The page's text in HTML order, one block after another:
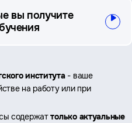
вы получите
института- ваше
на работу или при
содержаттолько актуальные